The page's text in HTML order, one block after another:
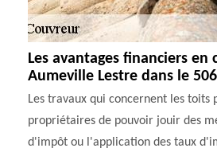
Les avantages financiers
Aumeville Lestre dans le
Les travaux qui concernent les
propriétaires de pouvoir jouir des
d'impôt ou l'application des taux